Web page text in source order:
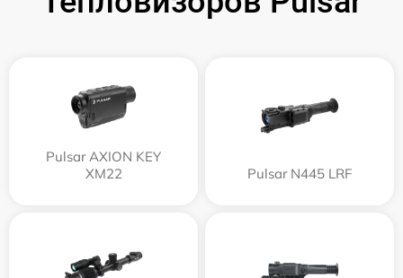
Pulsar AXION KEY
XM22
Pulsar N445 LRF